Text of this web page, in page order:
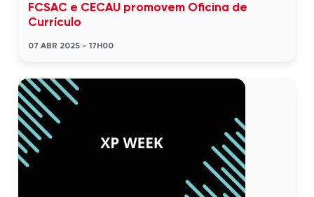
FCSAC e CECAU promovem Oficina de
Currículo
07 ABR 2025 - 17H00